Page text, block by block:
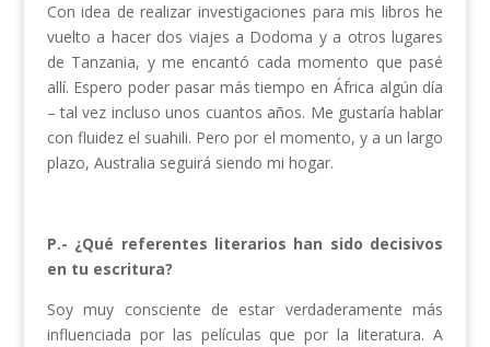
Con idea de realizar investigaciones para mis libros he
vuelto a hacer dos viajes a Dodoma y a otros lugares
de Tanzania, y me encantó cada momento que pasé
allí. Espero poder pasar más tiempo en África algún día
– tal vez incluso unos cuantos años. Me gustaría hablar
con fluidez el suahili. Pero por el momento, y a un largo
plazo, Australia seguirá siendo mi hogar.
P.- ¿Qué referentes literarios han sido decisivos
en tu escritura?
Soy muy consciente de estar verdaderamente más
influenciada por las películas que por la literatura. A